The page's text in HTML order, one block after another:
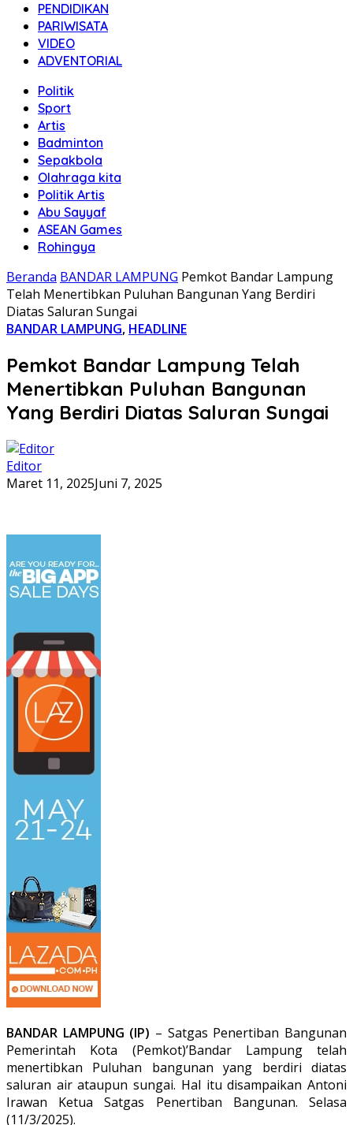
PENDIDIKAN
PARIWISATA
VIDEO
ADVENTORIAL
Politik
Sport
Artis
Badminton
Sepakbola
Olahraga kita
Politik Artis
Abu Sayyaf
ASEAN Games
Rohingya
Beranda BANDAR LAMPUNG Pemkot Bandar Lampung
Telah Menertibkan Puluhan Bangunan Yang Berdiri
Diatas Saluran Sungai
BANDAR LAMPUNG, HEADLINE
Pemkot Bandar Lampung Telah
Menertibkan Puluhan Bangunan
Yang Berdiri Diatas Saluran Sungai
Editor
Maret 11, 2025Juni 7, 2025
BANDAR LAMPUNG (IP) – Satgas Penertiban Bangunan
Pemerintah Kota (Pemkot)’Bandar Lampung telah
menertibkan Puluhan bangunan yang berdiri diatas
saluran air ataupun sungai. Hal itu disampaikan Antoni
Irawan Ketua Satgas Penertiban Bangunan. Selasa
(11/3/2025).